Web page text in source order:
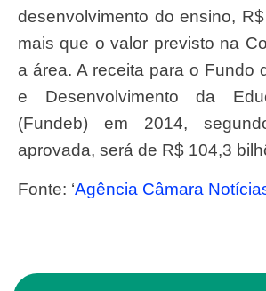
desenvolvimento do ensino,
mais que o valor previsto na
a área. A receita para o Fundo
e Desenvolvimento da
(Fundeb) em 2014,
aprovada, será de R$ 104,3
Fonte: ‘Agência Câmara